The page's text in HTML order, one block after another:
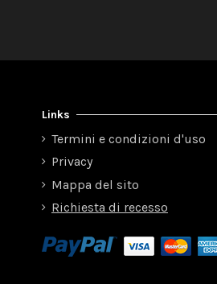
Links
Termini e condizioni d'uso
Privacy
Mappa del sito
Richiesta di recesso